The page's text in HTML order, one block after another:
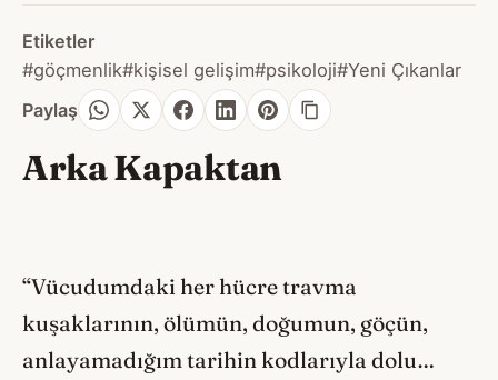
Etiketler
#göçmenlik#kişisel gelişim#psikoloji#Yeni Çıkanlar
Paylaş
Arka Kapaktan
“Vücudumdaki her hücre travma
kuşaklarının, ölümün, doğumun, göçün,
anlayamadığım tarihin kodlarıyla dolu…